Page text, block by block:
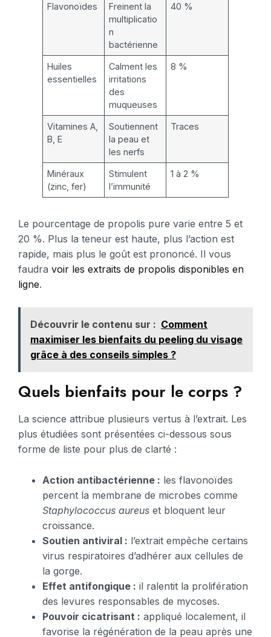
Flavonoïdes
Freinent la
multiplicatio
n
bactérienne
40 %
Huiles
essentielles
Calment les
irritations
des
muqueuses
8 %
Vitamines A,
B, E
Soutiennent
la peau et
les nerfs
Traces
Minéraux
(zinc, fer)
Stimulent
l’immunité
1 à 2 %
Le pourcentage de propolis pure varie entre 5 et
20 %. Plus la teneur est haute, plus l’action est
rapide, mais plus le goût est prononcé. Il vous
faudra voir les extraits de propolis disponibles en
ligne.
Découvrir le contenu sur : Comment
maximiser les bienfaits du peeling du visage
grâce à des conseils simples ?
Quels bienfaits pour le corps ?
La science attribue plusieurs vertus à l’extrait. Les
plus étudiées sont présentées ci-dessous sous
forme de liste pour plus de clarté :
Action antibactérienne : les flavonoïdes
percent la membrane de microbes comme
Staphylococcus aureus et bloquent leur
croissance.
Soutien antiviral : l’extrait empêche certains
virus respiratoires d’adhérer aux cellules de
la gorge.
Effet antifongique : il ralentit la prolifération
des levures responsables de mycoses.
Pouvoir cicatrisant : appliqué localement, il
favorise la régénération de la peau après une